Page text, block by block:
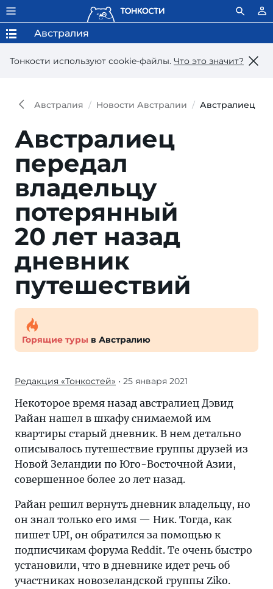
Тонкости используют сookie-файлы. Что это значит?
Австралия
Австралия Новости Австралии Австралиец
Австралиец
передал
владельцу
потерянный
20 лет назад
дневник
путешествий
Горящие туры в Австралию
Редакция «Тонкостей» • 25 января 2021
Некоторое время назад австралиец Дэвид
Райан нашел в шкафу снимаемой им
квартиры старый дневник. В нем детально
описывалось путешествие группы друзей из
Новой Зеландии по Юго-Восточной Азии,
совершенное более 20 лет назад.
Райан решил вернуть дневник владельцу, но
он знал только его имя — Ник. Тогда, как
пишет UPI, он обратился за помощью к
подписчикам форума Reddit. Те очень быстро
установили, что в дневнике идет речь об
участниках новозеландской группы Ziko.